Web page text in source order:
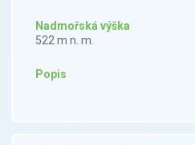
Nadmořská výška
522 m n. m.
Popis